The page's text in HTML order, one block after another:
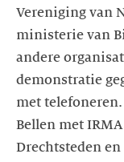
Vereniging van
ministerie van
andere
demonstratie
met
Bellen met
Drechtsteden